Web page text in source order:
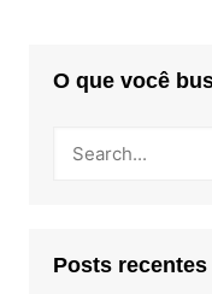
O que você
Posts recentes